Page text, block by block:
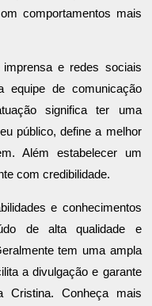
comportamentos mais
e redes sociais
equipe de comunicação
significa ter uma
público, define a melhor
Além estabelecer um
com credibilidade.
e conhecimentos
de alta qualidade e
tem uma ampla
a divulgação e garante
Cristina. Conheça mais